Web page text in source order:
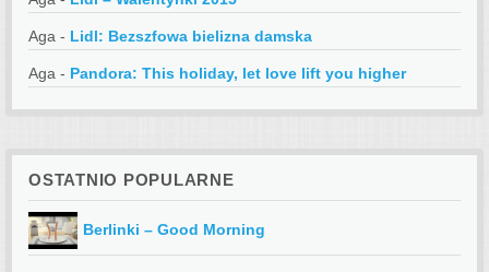
Aga - Lidl: Bezszfowa bielizna damska
Aga - Pandora: This holiday, let love lift you higher
OSTATNIO POPULARNE
Berlinki – Good Morning